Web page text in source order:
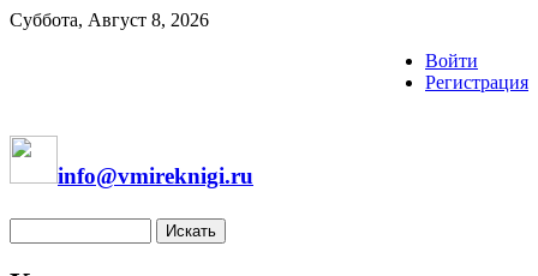
Суббота, Август 8, 2026
Войти
Регистрация
info@vmireknigi.ru